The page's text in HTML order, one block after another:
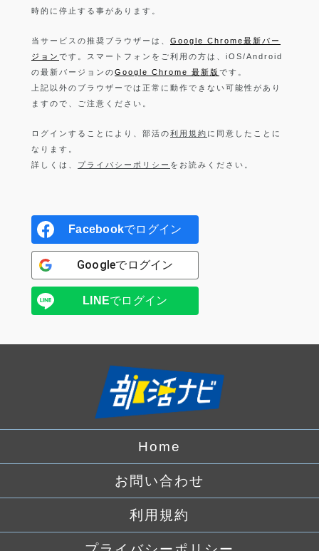
時的に停止する事があります。
当サービスの推奨ブラウザーは、 Google Chrome最新バー
ジョン です。スマートフォンをご利用の方は、iOS/Android
の最新バージョンのGoogle Chrome 最新版 です。
上記以外のブラウザーでは正常に動作できない可能性があり
ますので、ご注意ください。
ログインすることにより、部活の利用規約 に同意したことに
なります。
詳しくは、 プライバシーポリシー をお読みください。
Facebookでログイン
Googleでログイン
LINEでログイン
Home
お問い合わせ
利用規約